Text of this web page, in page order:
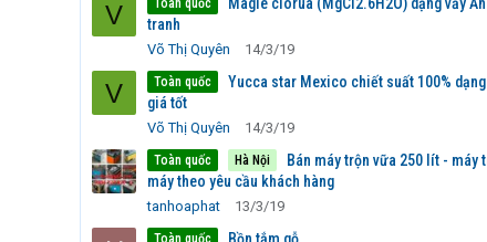
V Toàn quốc
tranh
Võ Thị Quyên 14/3/19
V Toàn quốc
Yucca star Mexico chiết suất 100%
giá tốt
Võ Thị Quyên 14/3/19
Toàn quốc Hà Nội
Bán máy trộn vữa 250 lít - máy
máy theo yêu cầu khách hàng
tanhoaphat 13/3/19
Toàn quốc